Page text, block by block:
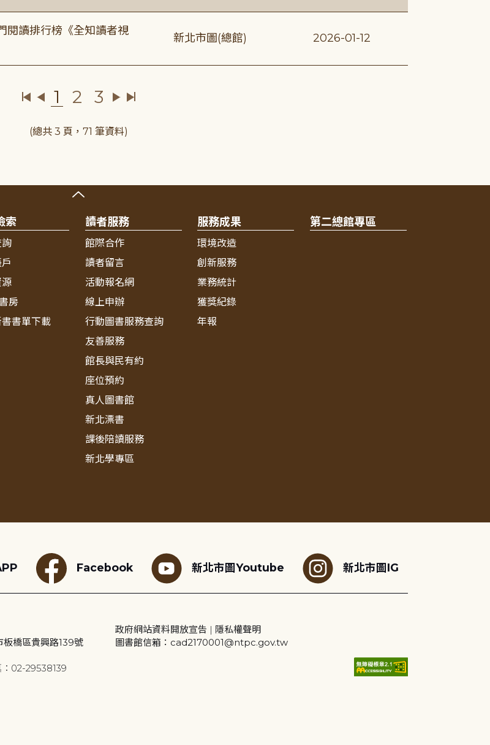
閱讀排行榜《全知讀者視
新北市圖(總館) 2026-01-12
1 2 3
(總共 3 頁，71 筆資料)
索
房
書單下載
讀者服務
館際合作
讀者留言
活動報名網
線上申辦
行動圖書服務查詢
友善服務
館長與民有約
座位預約
真人圖書館
新北漂書
課後陪讀服務
新北學專區
服務成果
環境改造
創新服務
業務統計
獲獎紀錄
年報
第二總館專區
Facebook 新北市圖Youtube 新北市圖IG
橋區貴興路139號
02-29538139
政府網站資料開放宣告 | 隱私權聲明
圖書館信箱：cad2170001@ntpc.gov.tw